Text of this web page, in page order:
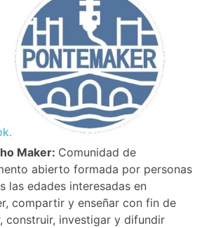
Maker: Comunidad de
abierto formada por personas
las edades interesadas en
compartir y enseñar con fin de
construir, investigar y difundir